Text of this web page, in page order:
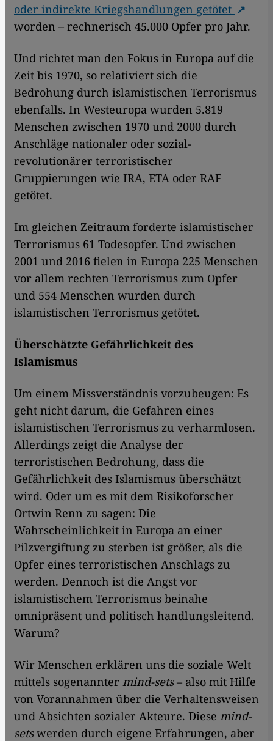
oder indirekte Kriegshandlungen getötet
worden – rechnerisch 45.000 Opfer pro Jahr.
Und richtet man den Fokus in Europa auf die
Zeit bis 1970, so relativiert sich die
Bedrohung durch islamistischen Terrorismus
ebenfalls. In Westeuropa wurden 5.819
Menschen zwischen 1970 und 2000 durch
Anschläge nationaler oder sozial-
revolutionärer terroristischer
Gruppierungen wie IRA, ETA oder RAF
getötet.
Im gleichen Zeitraum forderte islamistischer
Terrorismus 61 Todesopfer. Und zwischen
2001 und 2016 fielen in Europa 225 Menschen
vor allem rechten Terrorismus zum Opfer
und 554 Menschen wurden durch
islamistischen Terrorismus getötet.
Überschätzte Gefährlichkeit des
Islamismus
Um einem Missverständnis vorzubeugen: Es
geht nicht darum, die Gefahren eines
islamistischen Terrorismus zu verharmlosen.
Allerdings zeigt die Analyse der
terroristischen Bedrohung, dass die
Gefährlichkeit des Islamismus überschätzt
wird. Oder um es mit dem Risikoforscher
Ortwin Renn zu sagen: Die
Wahrscheinlichkeit in Europa an einer
Pilzvergiftung zu sterben ist größer, als die
Opfer eines terroristischen Anschlags zu
werden. Dennoch ist die Angst vor
islamistischem Terrorismus beinahe
omnipräsent und politisch handlungsleitend.
Warum?
Wir Menschen erklären uns die soziale Welt
mittels sogenannter mind-sets– also mit Hilfe
von Vorannahmen über die Verhaltensweisen
und Absichten sozialer Akteure. Diese mind-
setswerden durch eigene Erfahrungen, aber